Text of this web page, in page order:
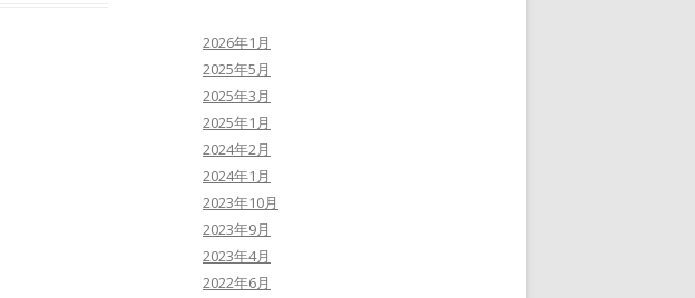
2026年1月
2025年5月
2025年3月
2025年1月
2024年2月
2024年1月
2023年10月
2023年9月
2023年4月
2022年6月